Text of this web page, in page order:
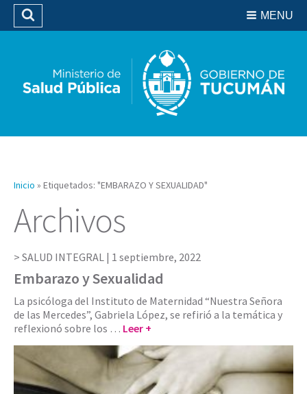
Biblioteca
MENU
Buscar
Inicio » Etiquetados: "EMBARAZO Y SEXUALIDAD"
Archivos
SALUD INTEGRAL | 1 septiembre, 2022
Embarazo y Sexualidad
La psicóloga del Instituto de Maternidad “Nuestra Señora
de las Mercedes”, Gabriela López, se refirió a la temática y
reflexionó sobre los … Leer +